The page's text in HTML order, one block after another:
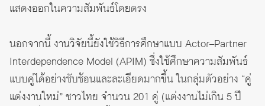
แสดงออกในความสัมพันธ์โดยตรง
นอกจากนี้ งานวิจัยนี้ยังใช้วิธีการศึกษาแบบ Actor–Partner
Interdependence Model (APIM) ซึ่งใช้ศึกษาความสัมพันธ์
แบบคู่ได้อย่างซับซ้อนและละเอียดมากขึ้น ในกลุ่มตัวอย่าง “คู่
แต่งงานใหม่” ชาวไทย จำนวน 201 คู่ (แต่งงานไม่เกิน 5 ปี